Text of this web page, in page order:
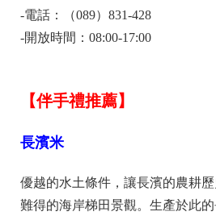
-電話：（089）831-428
-開放時間：08:00-17:00
【伴手禮推薦】
長濱米
優越的水土條件，讓長濱的農耕
難得的海岸梯田景觀。生產於此